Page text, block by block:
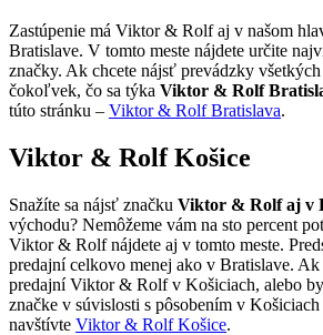
Zastúpenie má Viktor & Rolf aj v našom
Bratislave. V tomto meste nájdete určite
značky. Ak chcete nájsť prevádzky
čokoľvek, čo sa týka Viktor & Rolf
túto stránku – Viktor & Rolf Bratislava.
Viktor & Rolf Košice
Snažíte sa nájsť značku Viktor & Rolf aj v
východu? Nemôžeme vám na sto percent
Viktor & Rolf nájdete aj v tomto meste.
predajní celkovo menej ako v Bratislave.
predajní Viktor & Rolf v Košiciach, alebo
značke v súvislosti s pôsobením v
navštívte Viktor & Rolf Košice.